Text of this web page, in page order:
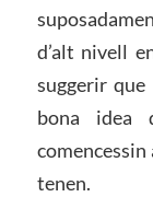
d’alt nivell
suggerir
bona idea
tenen.